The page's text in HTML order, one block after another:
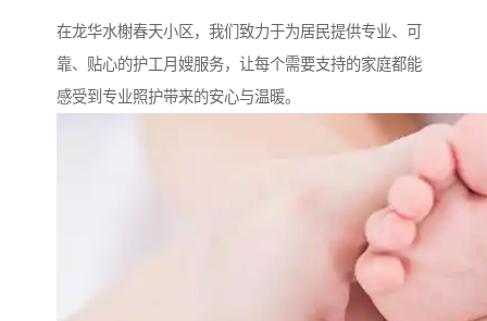
在龙华水榭春天小区，我们致力于为居民提供专业、可
靠、贴心的护工月嫂服务，让每个需要支持的家庭都能
感受到专业照护带来的安心与温暖。